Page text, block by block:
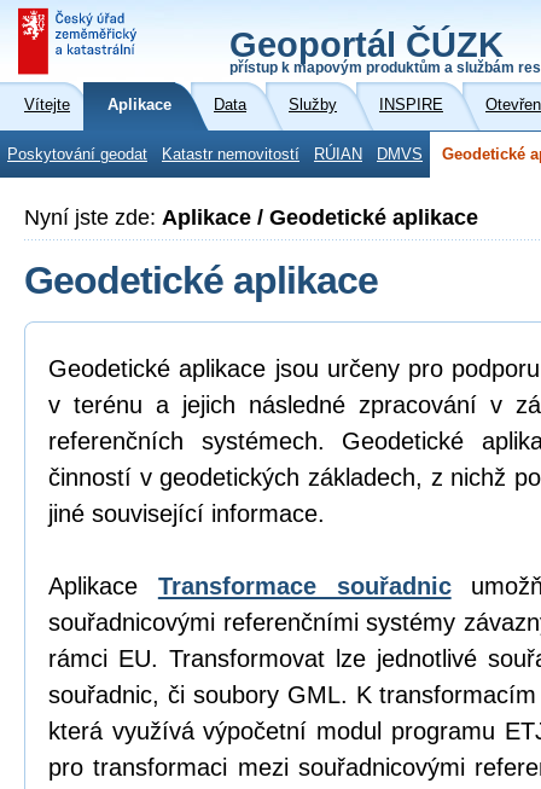
Geoportál ČÚZK
přístup k mapovým produktům a službám
Vítejte Aplikace Data Služby INSPIRE
Poskytování geodat Katastr nemovitostí RÚIAN DMVS Geodetické
Nyní jste zde: Aplikace / Geodetické aplikace
Geodetické aplikace
Geodetické aplikace jsou určeny pro
v terénu a jejich následné zpracování v
referenčních systémech. Geodetické
činností v geodetických základech, z nichž
jiné související informace.
Aplikace Transformace souřadnic
souřadnicovými referenčními systémy
rámci EU. Transformovat lze jednotlivé
souřadnic, či soubory GML. K
která využívá výpočetní modul programu
pro transformaci mezi souřadnicovými